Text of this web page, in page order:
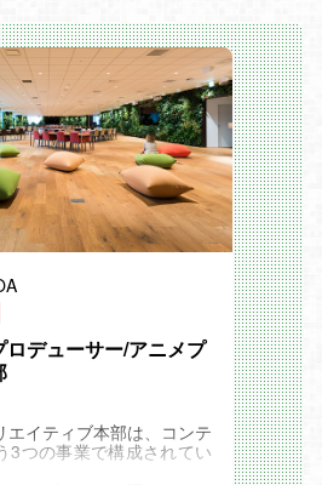
ロデューサー/アニメプ
エイティブ本部は、コンテ
3つの事業で構成されてい